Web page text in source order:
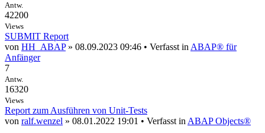
Antw.
42200
Views
SUBMIT Report
von HH_ABAP» 08.09.2023 09:46 • Verfasst in ABAP® für
Anfänger
7
Antw.
16320
Views
Report zum Ausführen von Unit-Tests
von ralf.wenzel » 08.01.2022 19:01 • Verfasst in ABAP Objects®